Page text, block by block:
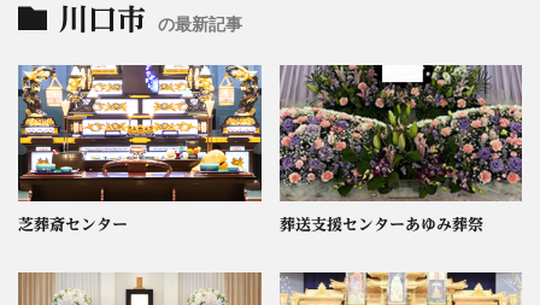
川口市 の最新記事
芝葬斎センター 葬送支援センターあゆみ葬祭